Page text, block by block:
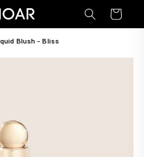
Korpa
Blush - Bliss